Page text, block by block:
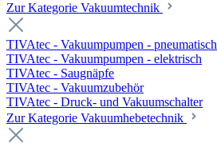
Zur Kategorie Vakuumtechnik
TIVAtec - Vakuumpumpen - pneumatisch
TIVAtec - Vakuumpumpen - elektrisch
TIVAtec - Saugnäpfe
TIVAtec - Vakuumzubehör
TIVAtec - Druck- und Vakuumschalter
Zur Kategorie Vakuumhebetechnik